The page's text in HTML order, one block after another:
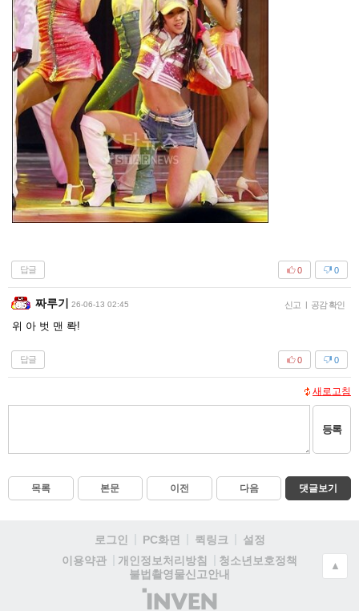
답글 0
0
짜루기 26-06-13 02:45 신고 | 공감 확인
위 아 벗 맨 롹!
답글 0
0
새로고침
등록
목록 본문 이전 다음 댓글보기
로그인 PC화면 퀵링크
설정
이용약관
개인정보처리방침
청소년보호정책
불법촬영물신고안내
(주)
▲